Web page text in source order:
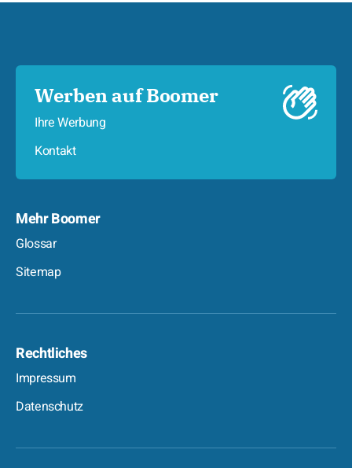
Werben auf Boomer
Ihre Werbung
Kontakt
Mehr Boomer
Glossar
Sitemap
Rechtliches
Impressum
Datenschutz